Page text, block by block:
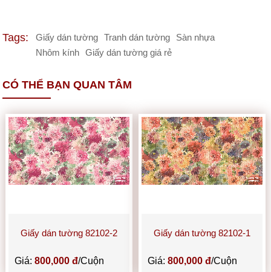
Tags: Giấy dán tường Tranh dán tường
Sàn nhựa
Nhôm kính
Giấy dán tường giá rẻ
CÓ THỂ BẠN QUAN TÂM
Giấy dán tường 82102-2
Giá:800,000 đ/Cuộn
Giấy dán tường 82102-1
Giá: 800,000 đ/Cuộn